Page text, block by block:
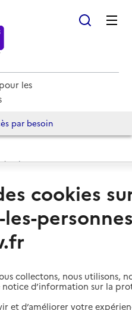
les
par besoin
La Roseraie
METROPOLE DE
cookies
collectons, nous utilisons,
d’information sur la
et d’améliorer votre